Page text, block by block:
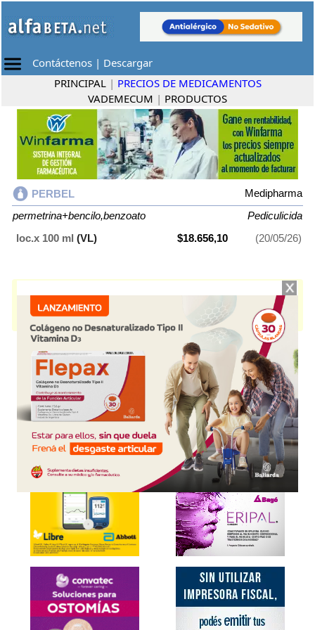
Contáctenos | Descargar
PRINCIPAL | PRECIOS DE MEDICAMENTOS
VADEMECUM | PRODUCTOS
PERBEL
Medipharma
permetrina+bencilo,benzoato
Pediculicida
loc.x 100 ml (VL) $18.656,10 (20/05/26)
Pediculicida. Es producido por
y cuenta con 1
presentación disponible.
Explorar más
Otros productos con
permetrina+bencilo,benzoato
Otros productos de
Medipharma